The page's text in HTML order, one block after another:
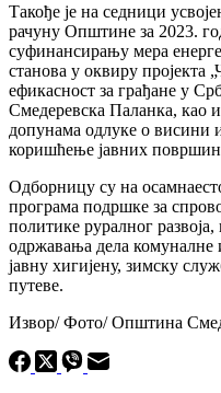
Такође је на седници
рачуну Општине за 2023.
суфинансирању мера
станова у оквиру пројекта
ефикасност за грађане у
Смедеревска Паланка, као
допунама одлуке о висини
коришћење јавних
Одборницу су на
програма подршке за
политике руралног
одржавања дела комуналне
јавну хигијену, зимску
путеве.
Извор/ Фото/ Општина